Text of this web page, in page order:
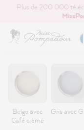
principal
Plus de 200 000
Beige avec
Café crème
Gris avec